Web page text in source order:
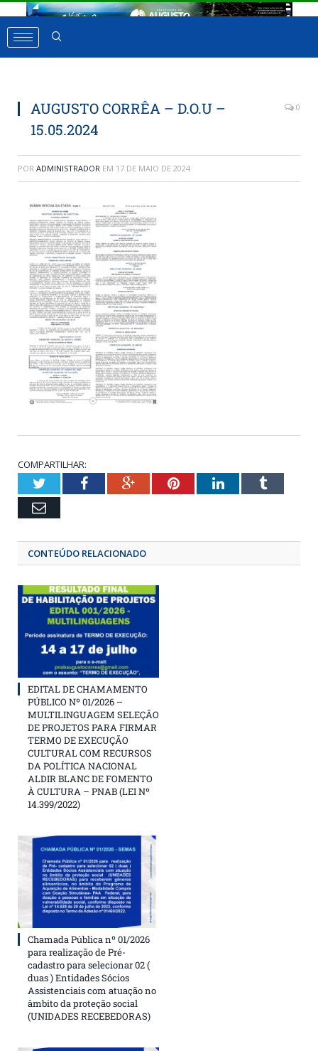
AUGUSTO CORRÊA – D.O.U –
15.05.2024
0
POR ADMINISTRADOR EM 17 DE MAIO DE 2024
COMPARTILHAR:
TwitterFacebookGoogle+Pinterest
LinkedIn
Email
CONTEÚDO RELACIONADO
EDITAL DE CHAMAMENTO
PÚBLICO Nº 01/2026 –
MULTILINGUAGEM SELEÇÃO
DE PROJETOS PARA FIRMAR
TERMO DE EXECUÇÃO
CULTURAL COM RECURSOS
DA POLÍTICA NACIONAL
ALDIR BLANC DE FOMENTO
À CULTURA – PNAB (LEI Nº
14.399/2022)
Chamada Pública nº 01/2026
para realização de Pré-
cadastro para selecionar 02 (
duas ) Entidades Sócios
Assistenciais com atuação no
âmbito da proteção social
(UNIDADES RECEBEDORAS)